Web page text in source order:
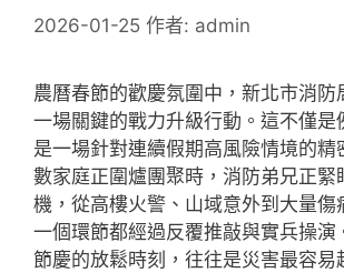
2026-01-25 作者: admin
農曆春節的歡慶氛圍中，新北市消防
一場關鍵的戰力升級行動。這不僅是
是一場針對連續假期高風險情境的精
數家庭正圍爐團聚時，消防弟兄正緊
機，從高樓火警、山域意外到大量傷
一個環節都經過反覆推敲與實兵操演
節慶的放鬆時刻，往往是災害最容易